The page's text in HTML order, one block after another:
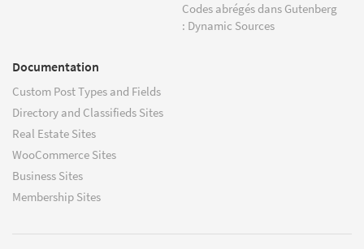
Codes abrégés dans Gutenberg
: Dynamic Sources
Documentation
Custom Post Types and Fields
Directory and Classifieds Sites
Real Estate Sites
WooCommerce Sites
Business Sites
Membership Sites